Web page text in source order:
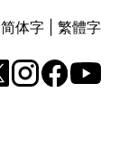
简体字 繁體字